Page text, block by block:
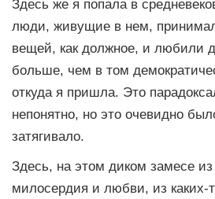
Здесь же я попала в
люди, живущие в нем,
вещей, как должное, и любили
больше, чем в том
откуда я пришла. Это
непонятно, но это очевидно
затягивало.
Здесь, на этом диком замесе из
милосердия и любви, из каких-